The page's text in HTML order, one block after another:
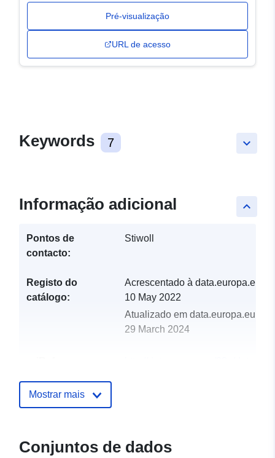
Pré-visualização
URL de acesso
keyboard_arrow_down
Keywords 7
keyboard_arrow_up
Informação adicional
Pontos de
contacto:
Stiwoll
Registo do
catálogo:
Acrescentado à data.europa.eu:
10 May 2022
Atualizado em data.europa.eu:
29 March 2024
Mostrar mais
Conjuntos de dados